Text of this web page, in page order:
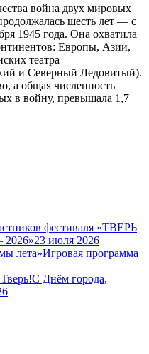
война двух мировых
шесть лет — с
1945 года. Она охватила
Европы, Азии,
театра
и Северный Ледовитый).
а общая численность
в войну, превышала 1,7
фестиваля «ТВЕРЬ
23 июля 2026
Игровая программа
С Днём города,